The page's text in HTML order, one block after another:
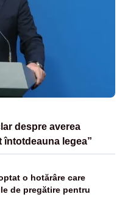
despre averea
întotdeauna legea”
o hotărâre care
de pregătire pentru